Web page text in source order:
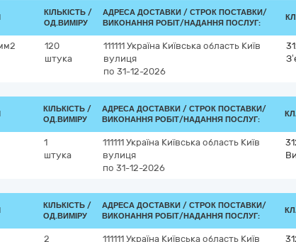
КІЛЬКІСТЬ /
ОД.ВИМІРУ
АДРЕСА ДОСТАВКИ / СТРОК ПОСТАВКИ/
ВИКОНАННЯ РОБІТ/НАДАННЯ ПОСЛУГ:
120
штука
111111 Україна Київська область Київ
вулиця
по 31-12-2026
КІЛЬКІСТЬ /
ОД.ВИМІРУ
АДРЕСА ДОСТАВКИ / СТРОК ПОСТАВКИ/
ВИКОНАННЯ РОБІТ/НАДАННЯ ПОСЛУГ:
1
штука
111111 Україна Київська область Київ
вулиця
по 31-12-2026
КІЛЬКІСТЬ /
ОД.ВИМІРУ
АДРЕСА ДОСТАВКИ / СТРОК ПОСТАВКИ/
ВИКОНАННЯ РОБІТ/НАДАННЯ ПОСЛУГ:
2
111111 Україна Київська область Київ